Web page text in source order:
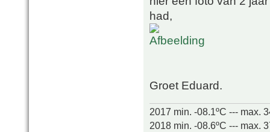
had,
Groet Eduard.
2017 min. -08.1ºC --- max.
2018 min. -08.6ºC --- max.